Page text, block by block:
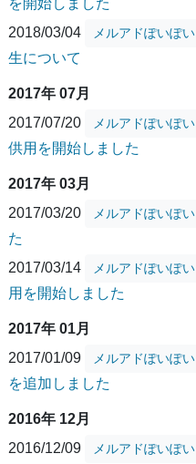
を開始しました
2018/03/04
メルアドぽいぽい
生について
2017年 07月
2017/07/20
メルアドぽいぽい
供用を開始しました
2017年 03月
2017/03/20
メルアドぽいぽい
た
2017/03/14
メルアドぽいぽい
用を開始しました
2017年 01月
2017/01/09
メルアドぽいぽい
を追加しました
2016年 12月
2016/12/09
メルアドぽいぽい